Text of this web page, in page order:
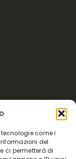
tecnologie come i
del
ci permetterà di